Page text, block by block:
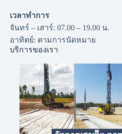
เวลาทำการ
จันทร์ – เสาร์: 07.00 – 19.00 น.
อาทิตย์: ตามการนัดหมาย
บริการของเรา